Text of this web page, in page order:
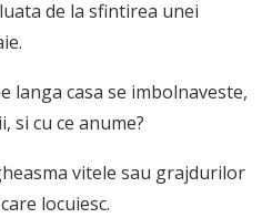
de la sfintirea unei
langa casa se imbolnaveste,
si cu ce anume?
vitele sau grajdurilor
locuiesc.